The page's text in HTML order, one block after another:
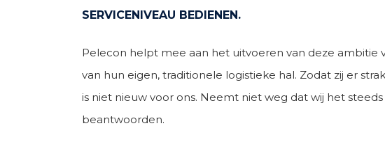
SERVICENIVEAU BEDIENEN.
Pelecon helpt mee aan het uitvoeren van deze ambitie
van hun eigen, traditionele logistieke hal. Zodat zij er
is niet nieuw voor ons. Neemt niet weg dat wij het
beantwoorden.